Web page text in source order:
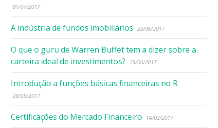
01/07/2017
A indústria de fundos imobiliários 23/06/2017
O que o guru de Warren Buffet tem a dizer sobre a
carteira ideal de investimentos?
19/06/2017
Introdução a funções básicas financeiras no R
20/05/2017
Certificações do Mercado Financeiro 14/02/2017